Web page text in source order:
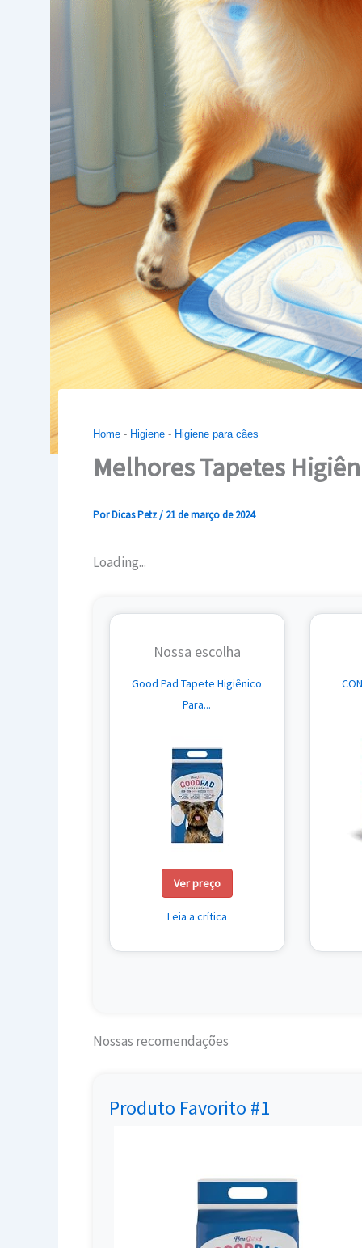
Home- Higiene- Higiene para cães
Melhores Tapetes
PorDicas Petz/ 21 de março de 2024
Loading...
Nossa escolha
Good Pad Tapete Higiênico
Para...
Ver preço
Leia a crítica
Nossas recomendações
Produto Favorito #1